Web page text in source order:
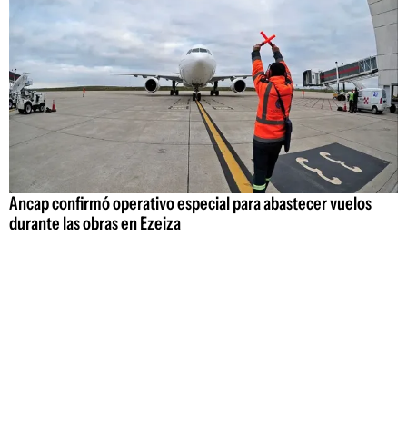
Ancap confirmó operativo especial para abastecer vuelos
durante las obras en Ezeiza